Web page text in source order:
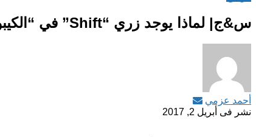
س&ج| لماذا يوجد زري “Shift” في “الكيبورد”؟!
أحمد عزمي
نشر فى أبريل 2, 2017